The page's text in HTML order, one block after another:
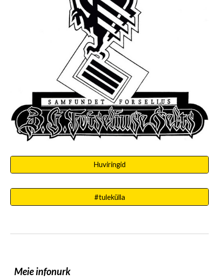
Huviringid
#tulekülla
Meie infonurk